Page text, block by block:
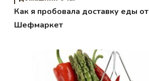
Как я пробовала доставку еды от
Шефмаркет